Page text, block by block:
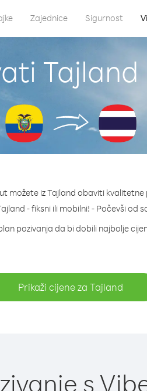
Zajednice Sigurnost
Tajland
možete iz Tajland obaviti kvalitetne
- fiksni ili mobilni! - Počevši od
pozivanja da bi dobili najbolje
Prikaži cijene za Tajland
s